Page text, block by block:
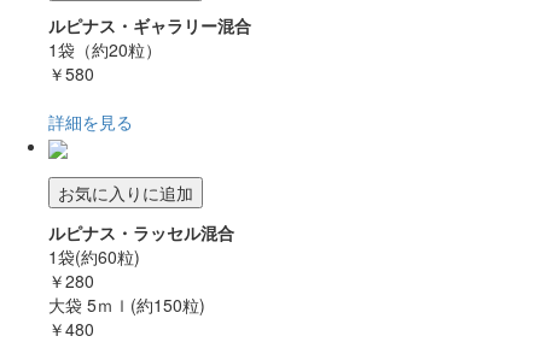
ルピナス・ギャラリー混合
1袋（約20粒）
￥580
詳細を見る
お気に入りに追加
ルピナス・ラッセル混合
1袋(約60粒)
￥280
大袋 5ｍｌ(約150粒)
￥480